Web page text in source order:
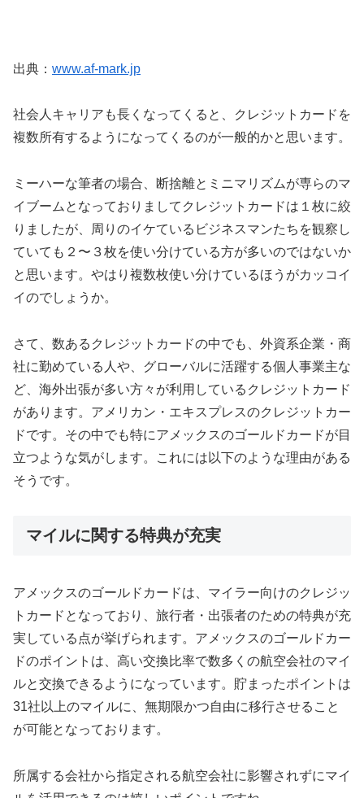
出典： www.af-mark.jp
社会人キャリアも長くなってくると、クレジットカードを
複数所有するようになってくるのが一般的かと思います。
ミーハーな筆者の場合、断捨離とミニマリズムが専らのマ
イブームとなっておりましてクレジットカードは１枚に絞
りましたが、周りのイケているビジネスマンたちを観察し
ていても２〜３枚を使い分けている方が多いのではないか
と思います。やはり複数枚使い分けているほうがカッコイ
イのでしょうか。
さて、数あるクレジットカードの中でも、外資系企業・商
社に勤めている人や、グローバルに活躍する個人事業主な
ど、海外出張が多い方々が利用しているクレジットカード
があります。アメリカン・エキスプレスのクレジットカー
ドです。その中でも特にアメックスのゴールドカードが目
立つような気がします。これには以下のような理由がある
そうです。
マイルに関する特典が充実
アメックスのゴールドカードは、マイラー向けのクレジッ
トカードとなっており、旅行者・出張者のための特典が充
実している点が挙げられます。アメックスのゴールドカー
ドのポイントは、高い交換比率で数多くの航空会社のマイ
ルと交換できるようになっています。貯まったポイントは
31社以上のマイルに、無期限かつ自由に移行させること
が可能となっております。
所属する会社から指定される航空会社に影響されずにマイ